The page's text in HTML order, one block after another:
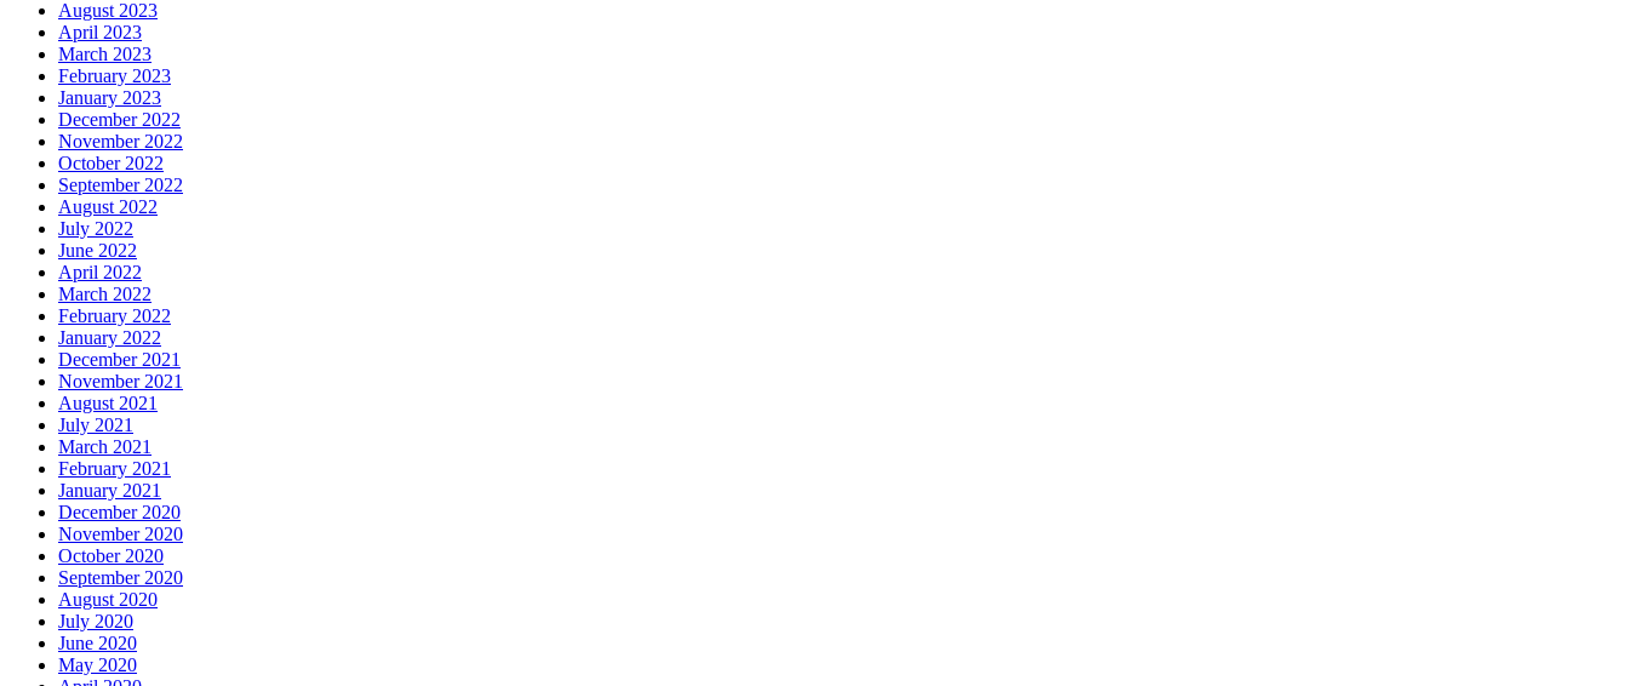
August 2023
April 2023
March 2023
February 2023
January 2023
December 2022
November 2022
October 2022
September 2022
August 2022
July 2022
June 2022
April 2022
March 2022
February 2022
January 2022
December 2021
November 2021
August 2021
July 2021
March 2021
February 2021
January 2021
December 2020
November 2020
October 2020
September 2020
August 2020
July 2020
June 2020
May 2020